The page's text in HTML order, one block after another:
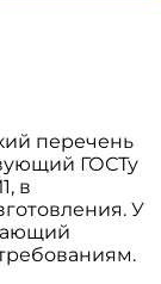
перечень
ГОСТу
в
У